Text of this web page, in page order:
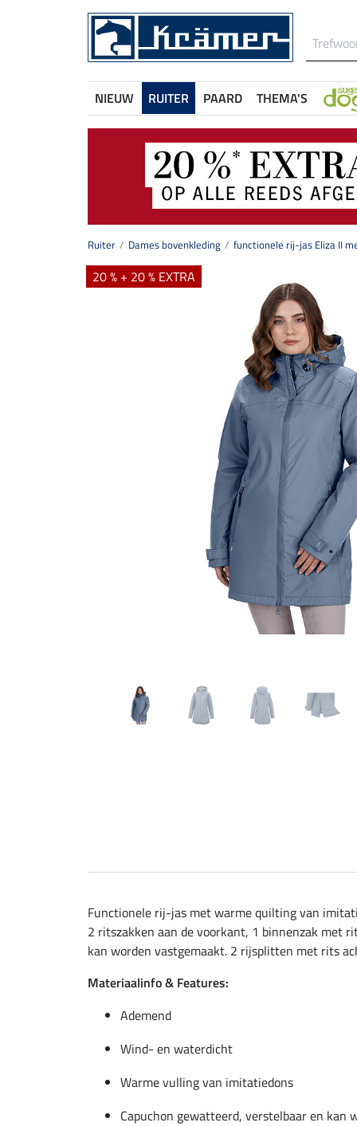
NIEUW RUITER PAARD THEMA'S
Ruiter Dames bovenkleding functionele rij-jas Eliza II
20 % + 20 % EXTRA
Functionele rij-jas met warme quilting van
2 ritszakken aan de voorkant, 1 binnenzak met
kan worden vastgemaakt. 2 rijsplitten met rits
Materiaalinfo & Features:
Ademend
Wind- en waterdicht
Warme vulling van imitatiedons
Capuchon gewatteerd, verstelbaar en kan